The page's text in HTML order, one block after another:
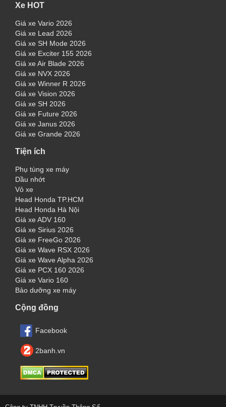
Xe HOT
Giá xe Vario 2026
Giá xe Lead 2026
Giá xe SH Mode 2026
Giá xe Exciter 155 2026
Giá xe Air Blade 2026
Giá xe NVX 2026
Giá xe Winner R 2026
Giá xe Vision 2026
Giá xe SH 2026
Giá xe Future 2026
Giá xe Janus 2026
Giá xe Grande 2026
Tiện ích
Phụ tùng xe máy
Dầu nhớt
Vỏ xe
Head Honda TP.HCM
Head Honda Hà Nội
Giá xe ADV 160
Giá xe Sirius 2026
Giá xe FreeGo 2026
Giá xe Wave RSX 2026
Giá xe Wave Alpha 2026
Giá xe PCX 160 2026
Giá xe Vario 160
Bảo dưỡng xe máy
Cộng đồng
Facebook
2banh.vn